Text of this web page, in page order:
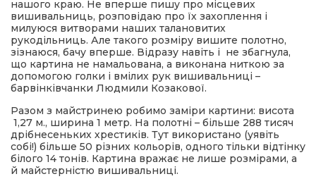
нашого краю. Не вперше пишу про місцевих
вишивальниць, розповідаю про їх захоплення і
милуюся витворами наших талановитих
рукодільниць. Але такого розміру вишите полотно,
зізнаюся, бачу вперше. Відразу навіть і не збагнула,
що картина не намальована, а виконана ниткою за
допомогою голки і вмілих рук вишивальниці –
барвінківчанки Людмили Козакової.
Разом з майстринею робимо заміри картини: висота
1,27 м., ширина 1 метр. На полотні – більше 288 тисяч
дрібнесеньких хрестиків. Тут використано (уявіть
собі!) більше 50 різних кольорів, одного тільки відтінку
білого 14 тонів. Картина вражає не лише розмірами, а
й майстерністю вишивальниці.